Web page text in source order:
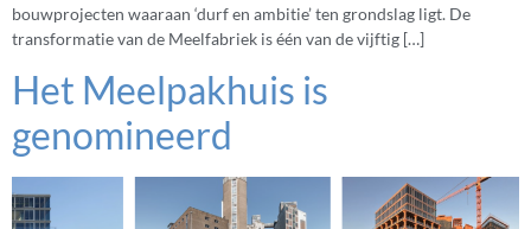
bouwprojecten waaraan ‘durf en ambitie’ ten grondslag ligt. De
transformatie van de Meelfabriek is één van de vijftig […]
Het Meelpakhuis is
genomineerd